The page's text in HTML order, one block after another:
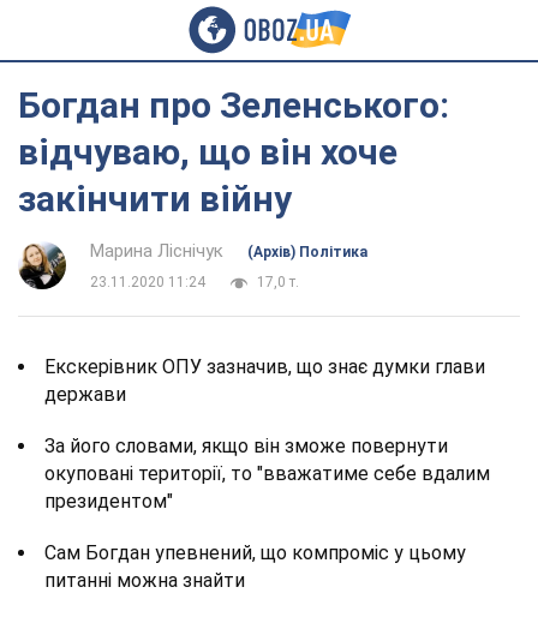
Богдан про Зеленського:
відчуваю, що він хоче
закінчити війну
Марина Ліснічук
(Архів) Політика
23.11.2020 11:24
17,0 т.
Екскерівник ОПУ зазначив, що знає думки глави
держави
За його словами, якщо він зможе повернути
окуповані території, то "вважатиме себе вдалим
президентом"
Сам Богдан упевнений, що компроміс у цьому
питанні можна знайти